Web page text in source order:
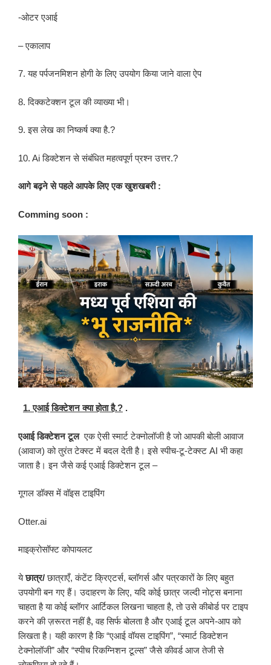
-ओटर एआई
– एकालाप
7. यह पर्पजनमिशन होगी के लिए उपयोग किया जाने वाला ऐप
8. दिक्कटेक्शन टूल की व्याख्या भी।
9. इस लेख का निष्कर्ष क्या है.?
10. Ai डिक्टेशन से संबंधित महत्वपूर्ण प्रश्न उत्तर.?
आगे बढ़ने से पहले आपके लिए एक खुशखबरी :
Comming soon :
1. एआई डिक्टेशन क्या होता है.? .
एआई डिक्टेशन टूल एक ऐसी स्मार्ट टेक्नोलॉजी है जो आपकी बोली आवाज
(आवाज) को तुरंत टेक्स्ट में बदल देती है। इसे स्पीच-टू-टेक्स्ट AI भी कहा
जाता है। इन जैसे कई एआई डिक्टेशन टूल –
गूगल डॉक्स में वॉइस टाइपिंग
Otter.ai
माइक्रोसॉफ्ट कोपायलट
येछात्र/छात्राएँ, कंटेंट क्रिएटर्स, ब्लॉगर्स और पत्रकारों के लिए बहुत
उपयोगी बन गए हैं। उदाहरण के लिए, यदि कोई छात्र जल्दी नोट्स बनाना
चाहता है या कोई ब्लॉगर आर्टिकल लिखना चाहता है, तो उसे कीबोर्ड पर टाइप
करने की ज़रूरत नहीं है, वह सिर्फ बोलता है और एआई टूल अपने-आप को
लिखता है। यही कारण है कि “एआई वॉयस टाइपिंग”, “स्मार्ट डिक्टेशन
टेक्नोलॉजी” और “स्पीच रिकग्निशन टूल्स” जैसे कीवर्ड आज तेजी से